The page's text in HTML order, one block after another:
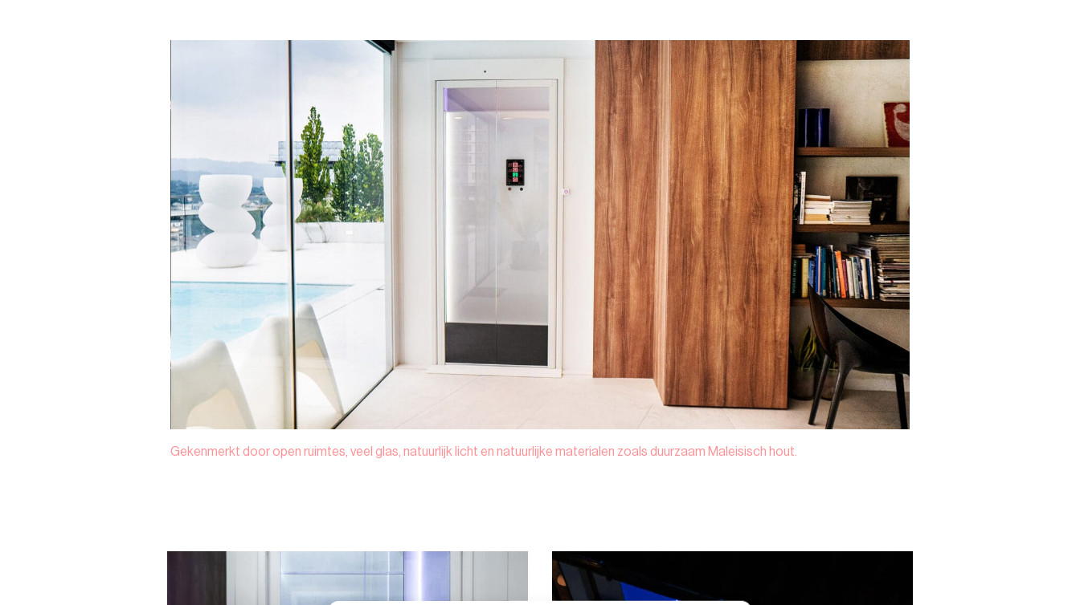
Gekenmerkt door open ruimtes, veel glas, natuurlijk licht en natuurlijke materialen zoals duurzaam Maleisisch hout.